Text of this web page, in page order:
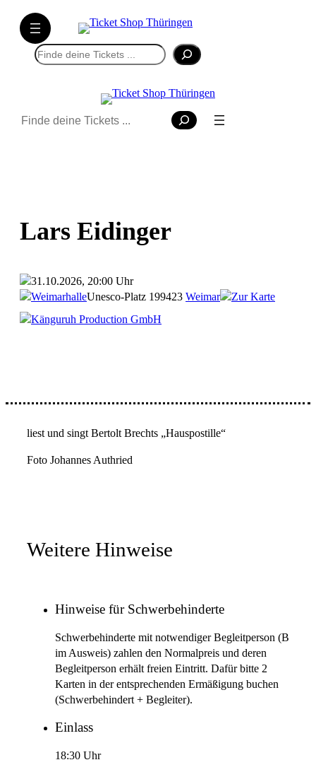
Suchen
Suchen
Lars Eidinger
31.10.2026, 20:00 Uhr
WeimarhalleUnesco-Platz 199423 Weimar
Zur Karte
Känguruh Production GmbH
liest und singt Bertolt Brechts „Hauspostille“
Foto Johannes Authried
Weitere Hinweise
Hinweise für Schwerbehinderte
Schwerbehinderte mit notwendiger Begleitperson (B
im Ausweis) zahlen den Normalpreis und deren
Begleitperson erhält freien Eintritt. Dafür bitte 2
Karten in der entsprechenden Ermäßigung buchen
(Schwerbehindert + Begleiter).
Einlass
18:30 Uhr